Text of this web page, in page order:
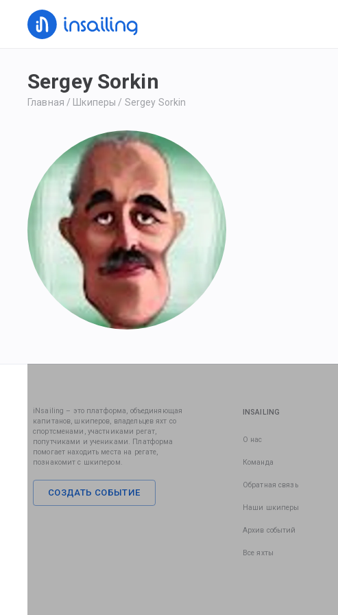
Sergey Sorkin
Главная / Шкиперы / Sergey Sorkin
iNsailing – это платформа, объединяющая
капитанов, шкиперов, владельцев яхт со
спортсменами, участниками регат,
попутчиками и учениками. Платформа
помогает находить места на регате,
познакомит с шкипером.
СОЗДАТЬ СОБЫТИЕ
INSAILING
О нас
Команда
Обратная связь
Наши шкиперы
Архив событий
Все яхты